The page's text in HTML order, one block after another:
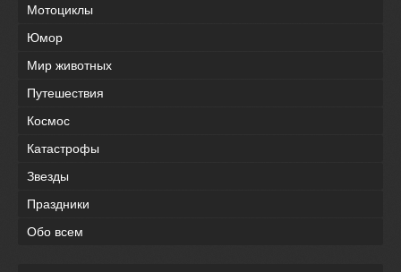
Мотоциклы
Юмор
Мир животных
Путешествия
Космос
Катастрофы
Звезды
Праздники
Обо всем